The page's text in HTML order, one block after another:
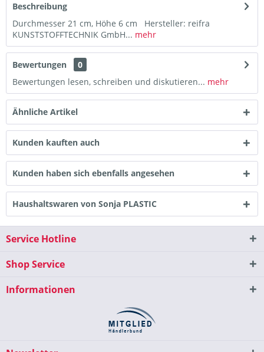
Beschreibung
Durchmesser 21 cm, Höhe 6 cm Hersteller: reifra
KUNSTSTOFFTECHNIK GmbH... mehr
Bewertungen
0
Bewertungen lesen, schreiben und diskutieren... mehr
Ähnliche Artikel
Kunden kauften auch
Kunden haben sich ebenfalls angesehen
Haushaltswaren von Sonja PLASTIC
Service Hotline
Shop Service
Informationen